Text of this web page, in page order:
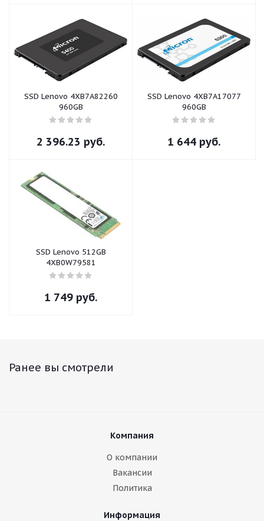
SSD Lenovo 4XB7A82260
960GB
2 396.23 руб.
SSD Lenovo 4XB7A17077
960GB
1 644 руб.
SSD Lenovo 512GB
4XB0W79581
1 749 руб.
Ранее вы смотрели
Компания
О компании
Вакансии
Политика
Информация